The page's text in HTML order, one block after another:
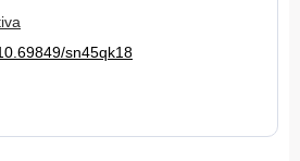
sn45qk18